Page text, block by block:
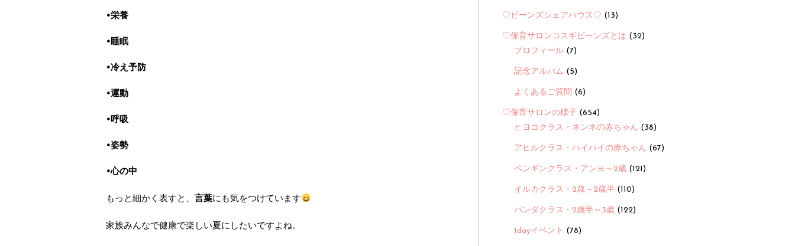
•栄養
•睡眠
•冷え予防
•運動
•呼吸
•姿勢
•心の中
もっと細かく表すと、 言葉にも気をつけています
家族みんなで健康で楽しい夏にしたいですよね。
♡ビーンズシェアハウス♡ (13)
♡保育サロンコスギビーンズとは (32)
プロフィール (7)
記念アルバム (5)
よくあるご質問 (6)
♡保育サロンの様子 (654)
ヒヨコクラス・ネンネの赤ちゃん (38)
アヒルクラス・ハイハイの赤ちゃん (67)
ペンギンクラス・アンヨ～2歳 (121)
イルカクラス・2歳～2歳半 (110)
パンダクラス・2歳半～3歳 (122)
1dayイベント (78)